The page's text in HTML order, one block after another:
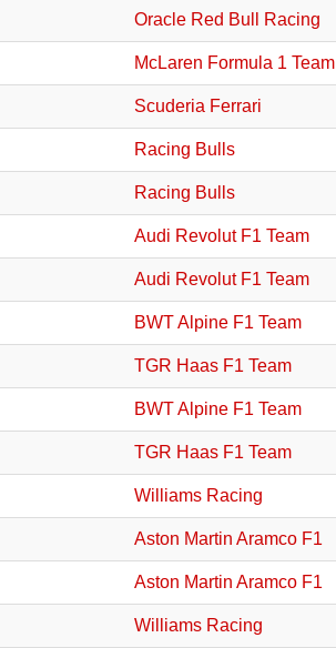
Oracle Red Bull Racing
McLaren Formula 1 Team
Scuderia Ferrari
Racing Bulls
Racing Bulls
Audi Revolut F1 Team
Audi Revolut F1 Team
BWT Alpine F1 Team
TGR Haas F1 Team
BWT Alpine F1 Team
TGR Haas F1 Team
Williams Racing
Aston Martin Aramco F1
Aston Martin Aramco F1
Williams Racing